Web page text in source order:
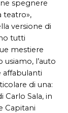
spegnere
teatro»,
versione di
tutti
mestiere
l’auto
affabulanti
di una:
Carlo Sala, in
Capitani